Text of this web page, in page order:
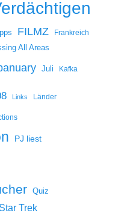
FILMZ
Frankreich
All Areas
Juli Kafka
Links Länder
PJ liest
Quiz
Star Trek